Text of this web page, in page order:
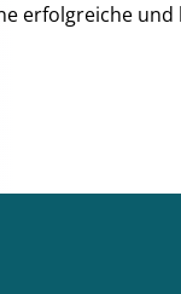
erfolgreiche